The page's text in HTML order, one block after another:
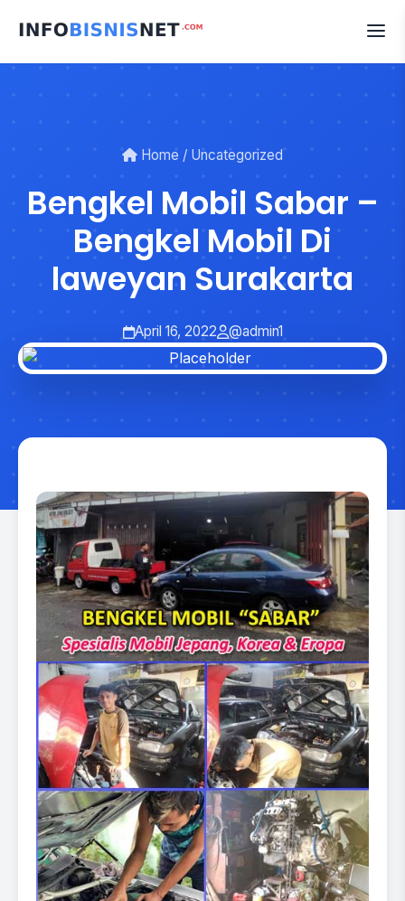
Home / Uncategorized
Bengkel Mobil Sabar –
Bengkel Mobil Di
laweyan Surakarta
April 16, 2022 @admin1